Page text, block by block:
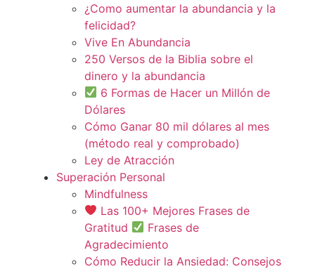
¿Como aumentar la abundancia y la
felicidad?
Vive En Abundancia
250 Versos de la Biblia sobre el
dinero y la abundancia
6 Formas de Hacer un Millón de
Dólares
Cómo Ganar 80 mil dólares al mes
(método real y comprobado)
Ley de Atracción
Superación Personal
Mindfulness
Las 100+ Mejores Frases de
Gratitud
Frases de
Agradecimiento
Cómo Reducir la Ansiedad: Consejos